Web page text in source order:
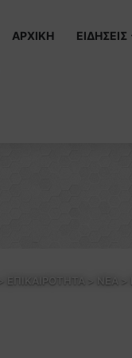
ΑΡΧΙΚΗ ΕΙΔΗΣΕΙΣ
> ΕΠΙΚΑΙΡΟΤΗΤΑ > NEA >